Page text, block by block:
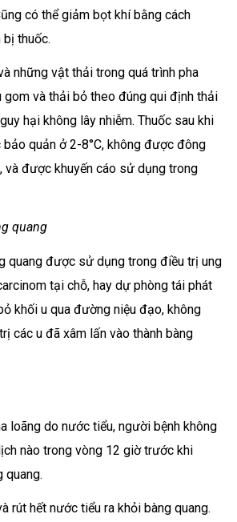
có thể giảm bọt khí bằng cách
thuốc.
những vật thải trong quá trình pha
và thải bỏ theo đúng qui định thải
hại không lây nhiễm. Thuốc sau khi
quản ở 2-8°C, không được đông
và được khuyến cáo sử dụng trong
quang
quang được sử dụng trong điều trị ung
tại chỗ, hay dự phòng tái phát
khối u qua đường niệu đạo, không
các u đã xâm lấn vào thành bàng
loãng do nước tiểu, người bệnh không
nào trong vòng 12 giờ trước khi
quang.
rút hết nước tiểu ra khỏi bàng quang.